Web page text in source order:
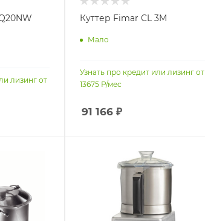
лизинг от
Куттер Fimar CL 3M
Мало
Узнать про кредит или лизинг от
13675Р/мес
91 166₽